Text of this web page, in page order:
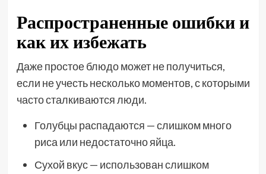
Распространенные ошибки и
как их избежать
Даже простое блюдо может не получиться,
если не учесть несколько моментов, с которыми
часто сталкиваются люди.
Голубцы распадаются — слишком много
риса или недостаточно яйца.
Сухой вкус — использован слишком